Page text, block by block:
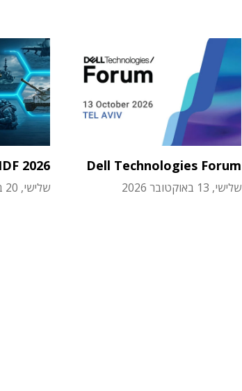
Dell Technologies Forum
שלישי, 13 באוקטובר 2026
2026
שלישי, 20 באוקטובר 2026